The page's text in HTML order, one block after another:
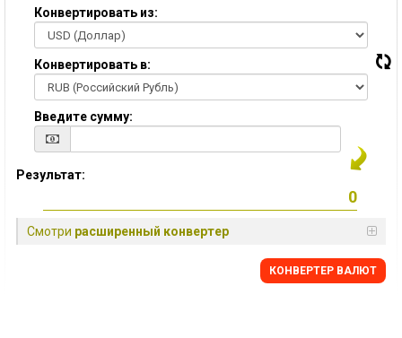
Конвертировать из:
Конвертировать в:
Введите сумму:
Результат:
Смотри расширенный конвертер
КОНВЕРТЕР ВАЛЮТ